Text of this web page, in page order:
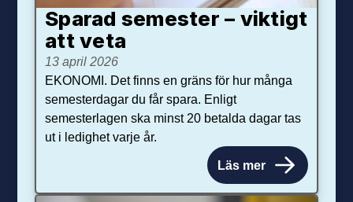
Sparad semester – viktigt
att veta
13 april 2026
EKONOMI. Det finns en gräns för hur många
semesterdagar du får spara. Enligt
semesterlagen ska minst 20 betalda dagar tas
ut i ledighet varje år.
Läs mer